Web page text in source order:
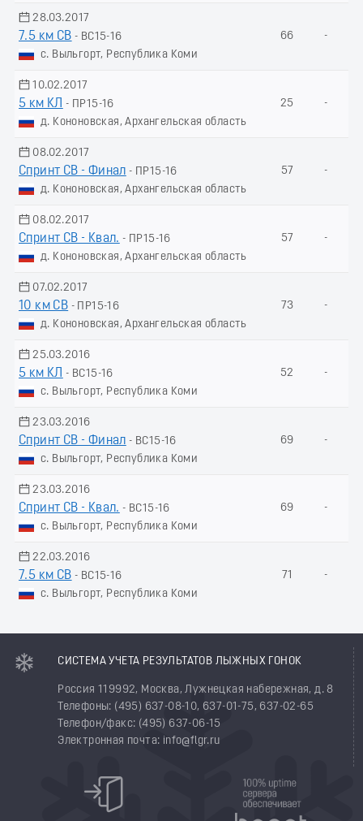
28.03.2017
7.5 км СВ - ВС15-16
с. Выльгорт, Республика Коми
66 -
10.02.2017
5 км КЛ
- ПР15-16
д. Кононовская, Архангельская область
25 -
08.02.2017
Спринт СВ - Финал - ПР15-16
д. Кононовская, Архангельская область
57 -
08.02.2017
Спринт СВ - Квал. - ПР15-16
д. Кононовская, Архангельская область
57 -
07.02.2017
10 км СВ - ПР15-16
д. Кононовская, Архангельская область
73 -
25.03.2016
5 км КЛ
- ВС15-16
с. Выльгорт, Республика Коми
52 -
23.03.2016
Спринт СВ - Финал - ВС15-16
с. Выльгорт, Республика Коми
69 -
23.03.2016
Спринт СВ - Квал. - ВС15-16
с. Выльгорт, Республика Коми
69 -
22.03.2016
7.5 км СВ - ВС15-16
с. Выльгорт, Республика Коми
71 -
СИСТЕМА УЧЕТА РЕЗУЛЬТАТОВ ЛЫЖНЫХ ГОНОК
Россия 119992, Москва, Лужнецкая набережная, д. 8
Телефоны: (495) 637-08-10, 637-01-75, 637-02-65
Телефон/факс: (495) 637-06-15
Электронная почта: info@flgr.ru